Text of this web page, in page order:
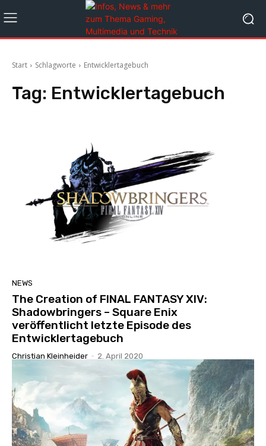
Start Schlagworte Entwicklertagebuch
Tag: Entwicklertagebuch
NEWS
The Creation of FINAL FANTASY XIV:
Shadowbringers – Square Enix
veröffentlicht letzte Episode des
Entwicklertagebuch
Christian Kleinheider - 2. April 2020